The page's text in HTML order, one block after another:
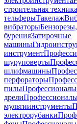
строительная техника
тельферыТакелаж
вибраторы
буренияЗатирочные
машины
инструмент
шуруповерты
шлифмашины
перфораторы
пилы
дрели
мультиинструменты
электрорубанки